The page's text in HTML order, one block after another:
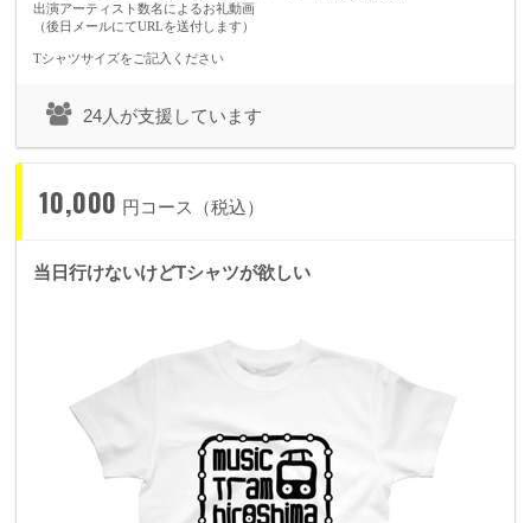
【本プロジェクトの注意事項】
・全てのリターンは税込、送料込みの価格です。
・複数のリターン購入が可能ですが、同時決済はできませんので、都度
出演アーティスト数名によるお礼動画
（後日メールにてURLを送付します）
Tシャツサイズをご記入ください
24人が支援しています
10,000 円コース（税込）
当日行けないけどTシャツが欲しい